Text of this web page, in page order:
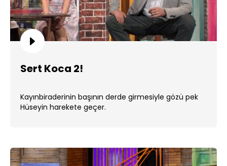
Sert Koca 2!
Kayınbiraderinin başının derde girmesiyle gözü pek
Hüseyin harekete geçer.